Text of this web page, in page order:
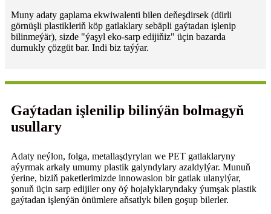
Muny adaty gaplama ekwiwalenti bilen deňeşdirsek (dürli
görnüşli plastikleriň köp gatlaklary sebäpli gaýtadan işlenip
bilinmeýär), sizde "ýaşyl eko-sarp edijiňiz" üçin bazarda
durnukly çözgüt bar. Indi biz taýýar.
Gaýtadan işlenilip bilinýän bolmagyň
usullary
Adaty neýlon, folga, metallaşdyrylan we PET gatlaklaryny
aýyrmak arkaly umumy plastik galyndylary azaldylýar. Munuň
ýerine, biziň paketlerimizde innowasion bir gatlak ulanylýar,
şonuň üçin sarp edijiler ony öý hojalyklaryndaky ýumşak plastik
gaýtadan işlenýän önümlere aňsatlyk bilen goşup bilerler.